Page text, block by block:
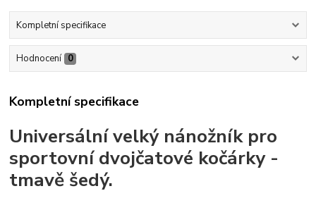
Kompletní specifikace
Hodnocení 0
Kompletní specifikace
Universální velký nánožník pro
sportovní dvojčatové kočárky -
tmavě šedý.